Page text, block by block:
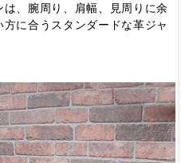
、腕周り、肩幅、見周りに余
に合うスタンダードな革ジャ